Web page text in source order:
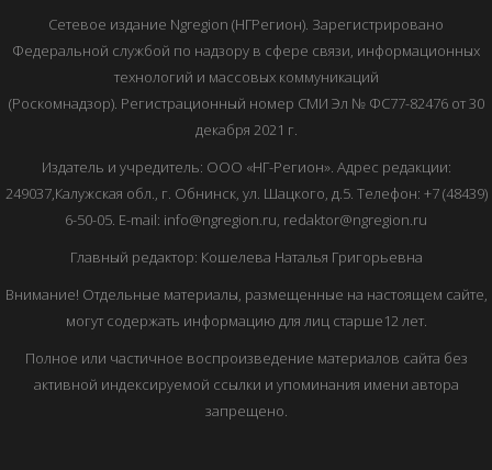
Сетевое издание Ngregion (НГРегион). Зарегистрировано
Федеральной службой по надзору в сфере связи, информационных
технологий и массовых коммуникаций
(Роскомнадзор). Регистрационный номер СМИ Эл № ФС77-82476 от 30
декабря 2021 г.
Издатель и учредитель: ООО «НГ-Регион». Адрес редакции:
249037,Калужская обл., г. Обнинск, ул. Шацкого, д.5. Телефон: +7 (48439)
6-50-05. E-mail: info@ngregion.ru, redaktor@ngregion.ru
Главный редактор: Кошелева Наталья Григорьевна
Внимание! Отдельные материалы, размещенные на настоящем сайте,
могут содержать информацию для лиц старше12 лет.
Полное или частичное воспроизведение материалов сайта без
активной индексируемой ссылки и упоминания имени автора
запрещено.